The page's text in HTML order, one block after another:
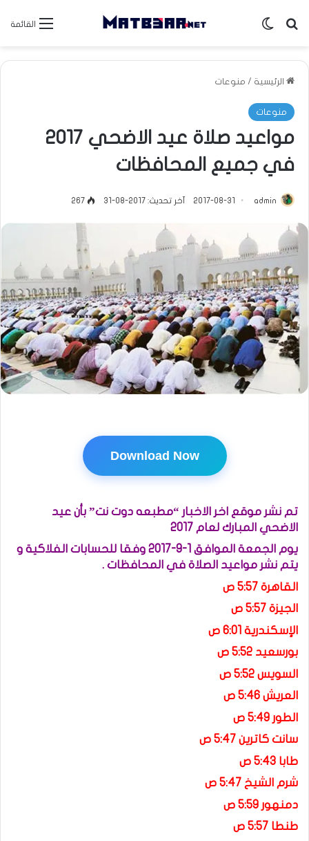
القائمة بحث عنالوضع المظلم
الرئيسية / منوعات
منوعات
مواعيد صلاة عيد الاضحي 2017
في جميع المحافظات
admin
2017-08-31 آخر تحديث: 2017-08-31 267
Download Now
تم نشر موقع اخر الاخبار “مطبعه دوت نت” بأن عيد
الاضحي المبارك لعام 2017
يوم الجمعة الموافق 1-9-2017 وفقا للحسابات الفلاكية و
يتم نشر مواعيد الصلاة في المحافظات .
القاهرة 5:57 ص
الجيزة 5:57 ص
الإسكندرية 6:01 ص
بورسعيد 5:52 ص
السويس 5:52 ص
العريش 5:46 ص
الطور 5:49 ص
سانت كاترين 5:47 ص
طابا 5:43 ص
شرم الشيخ 5:47 ص
دمنهور 5:59 ص
طنطا 5:57 ص